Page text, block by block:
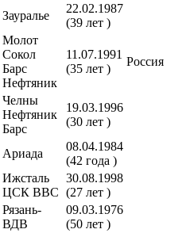
Зауралье
22.02.1987
(39 лет )
Молот
Сокол
Барс
Нефтяник
11.07.1991
(35 лет )
Россия
Челны
Нефтяник
Барс
19.03.1996
(30 лет )
Ариада
08.04.1984
(42 года )
Ижсталь
ЦСК ВВС
30.08.1998
(27 лет )
Рязань-
ВДВ
09.03.1976
(50 лет )